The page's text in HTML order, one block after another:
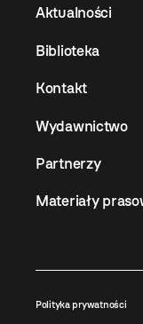
Aktualności
Biblioteka
Kontakt
Wydawnictwo
Partnerzy
Materiały
Polityka prywatności